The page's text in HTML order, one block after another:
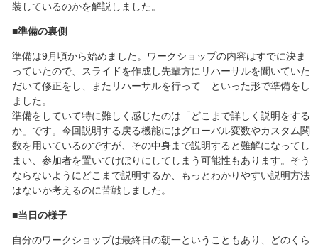
装しているのかを解説しました。
■準備の裏側
準備は9月頃から始めました。ワークショップの内容はすでに決ま
っていたので、スライドを作成し先輩方にリハーサルを聞いていた
だいて修正をし、またリハーサルを行って…といった形で準備をし
ました。
準備をしていて特に難しく感じたのは「どこまで詳しく説明をする
か」です。今回説明する戻る機能にはグローバル変数やカスタム関
数を用いているのですが、その中身まで説明すると難解になってし
まい、参加者を置いてけぼりにしてしまう可能性もあります。そう
ならないようにどこまで説明するか、もっとわかりやすい説明方法
はないか考えるのに苦戦しました。
■当日の様子
自分のワークショップは最終日の朝一ということもあり、どのくら